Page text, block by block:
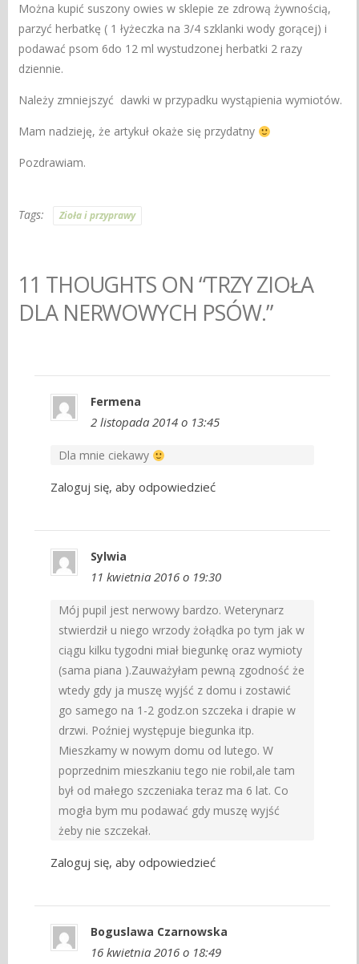
Można kupić suszony owies w sklepie ze zdrową żywnością,
parzyć herbatkę ( 1 łyżeczka na 3/4 szklanki wody gorącej) i
podawać psom 6do 12 ml wystudzonej herbatki 2 razy
dziennie.
Należy zmniejszyć dawki w przypadku wystąpienia wymiotów.
Mam nadzieję, że artykuł okaże się przydatny
Pozdrawiam.
Tags: Zioła i przyprawy
11 THOUGHTS ON “TRZY ZIOŁA
DLA NERWOWYCH PSÓW.”
Fermena
2 listopada 2014 o 13:45
Dla mnie ciekawy
Zaloguj się, aby odpowiedzieć
Sylwia
11 kwietnia 2016 o 19:30
Mój pupil jest nerwowy bardzo. Weterynarz
stwierdził u niego wrzody żołądka po tym jak w
ciągu kilku tygodni miał biegunkę oraz wymioty
(sama piana ).Zauważyłam pewną zgodność że
wtedy gdy ja muszę wyjść z domu i zostawić
go samego na 1-2 godz.on szczeka i drapie w
drzwi. Poźniej występuje biegunka itp.
Mieszkamy w nowym domu od lutego. W
poprzednim mieszkaniu tego nie robil,ale tam
był od małego szczeniaka teraz ma 6 lat. Co
mogła bym mu podawać gdy muszę wyjść
żeby nie szczekał.
Zaloguj się, aby odpowiedzieć
Boguslawa Czarnowska
16 kwietnia 2016 o 18:49